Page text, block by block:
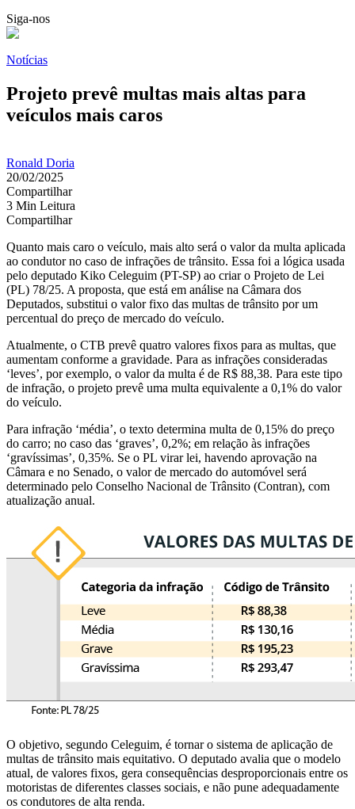
Siga-nos
Notícias
Projeto prevê multas mais altas para
veículos mais caros
Ronald Doria
20/02/2025
Compartilhar
3 Min Leitura
Compartilhar
Quanto mais caro o veículo, mais alto será o valor da multa aplicada
ao condutor no caso de infrações de trânsito. Essa foi a lógica usada
pelo deputado Kiko Celeguim (PT-SP) ao criar o Projeto de Lei
(PL) 78/25. A proposta, que está em análise na Câmara dos
Deputados, substitui o valor fixo das multas de trânsito por um
percentual do preço de mercado do veículo.
Atualmente, o CTB prevê quatro valores fixos para as multas, que
aumentam conforme a gravidade. Para as infrações consideradas
‘leves’, por exemplo, o valor da multa é de R$ 88,38. Para este tipo
de infração, o projeto prevê uma multa equivalente a 0,1% do valor
do veículo.
Para infração ‘média’, o texto determina multa de 0,15% do preço
do carro; no caso das ‘graves’, 0,2%; em relação às infrações
‘gravíssimas’, 0,35%. Se o PL virar lei, havendo aprovação na
Câmara e no Senado, o valor de mercado do automóvel será
determinado pelo Conselho Nacional de Trânsito (Contran), com
atualização anual.
O objetivo, segundo Celeguim, é tornar o sistema de aplicação de
multas de trânsito mais equitativo. O deputado avalia que o modelo
atual, de valores fixos, gera consequências desproporcionais entre os
motoristas de diferentes classes sociais, e não pune adequadamente
os condutores de alta renda.